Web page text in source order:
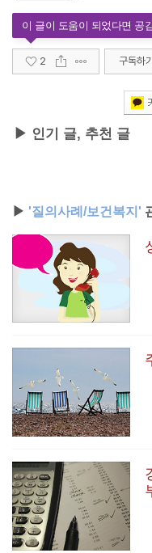
2 구독하
▶ 인기 글, 추천 글
▶ '질의사례/보건복지'